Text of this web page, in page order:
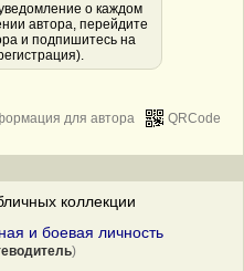
о каждом
автора, перейдите
и подпишитесь на
QRCode
для автора
коллекции
и боевая личность
)